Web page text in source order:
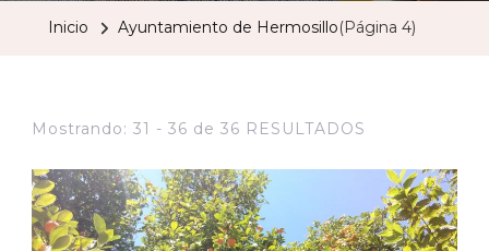
Inicio Ayuntamiento de Hermosillo(Página 4)
Mostrando: 31 - 36 de 36 RESULTADOS